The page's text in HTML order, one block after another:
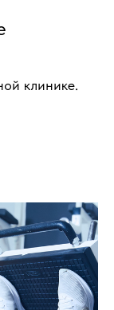
клинике.